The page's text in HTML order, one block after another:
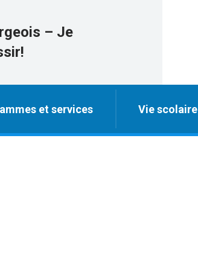
– Je
et services Vie scolaire